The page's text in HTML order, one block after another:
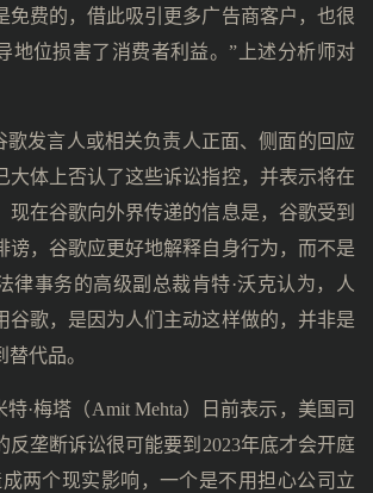
免费的，借此吸引更多广告商客户，也很
地位损害了消费者利益。”上述分析师对
歌发言人或相关负责人正面、侧面的回应
大体上否认了这些诉讼指控，并表示将在
现在谷歌向外界传递的信息是，谷歌受到
谤，谷歌应更好地解释自身行为，而不是
律事务的高级副总裁肯特·沃克认为，人
谷歌，是因为人们主动这样做的，并非是
代品。
·梅塔（Amit Mehta）日前表示，美国司
反垄断诉讼很可能要到2023年底才会开庭
两个现实影响，一个是不用担心公司立